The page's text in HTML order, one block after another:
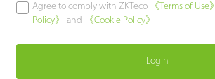
Tecnología
Agree to comply with ZKTeco 《Terms of Use》
Policy》
and 《Cookie Policy》
Login